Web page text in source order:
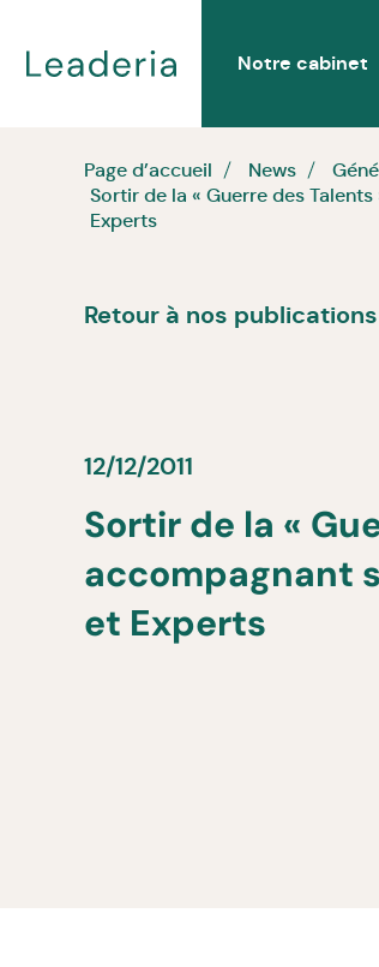
Notre cabinet
Page d’accueil News
Sortir de la « Guerre des
Experts
Retour à nos publications
12/12/2011
Sortir de la «
accompagnant
et Experts